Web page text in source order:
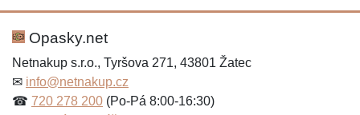
Opasky.net
Netnakup s.r.o., Tyršova 271, 43801 Žatec
✉ info@netnakup.cz
☎ 720 278 200 (Po-Pá 8:00-16:30)